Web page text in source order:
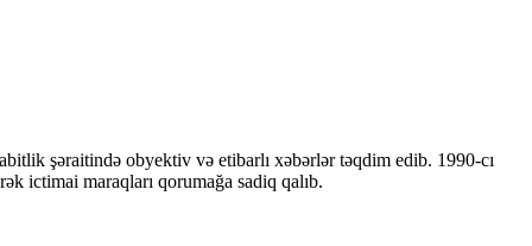
şəraitində obyektiv və etibarlı xəbərlər təqdim edib. 1990-cı
ictimai maraqları qorumağa sadiq qalıb.